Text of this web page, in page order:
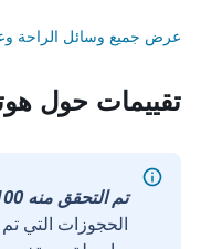
عرض جميع وسائل الراحة
تقييمات حول
تم التحقق منه 100%
الحجوزات التي